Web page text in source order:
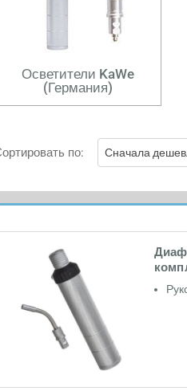
Осветители KaWe
(Германия)
по: Сначала